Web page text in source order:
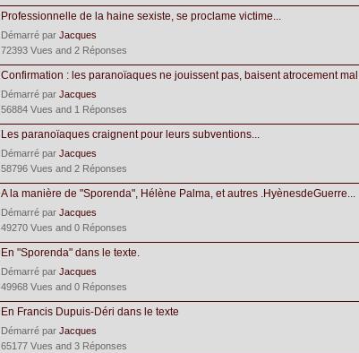
Professionnelle de la haine sexiste, se proclame victime...
Démarré parJacques
72393 Vues and 2 Réponses
Confirmation : les paranoïaques ne jouissent pas, baisent atrocement
Démarré parJacques
56884 Vues and 1 Réponses
Les paranoïaques craignent pour leurs subventions...
Démarré parJacques
58796 Vues and 2 Réponses
A la manière de "Sporenda", Hélène Palma, et autres .HyènesdeGuerre...
Démarré parJacques
49270 Vues and 0 Réponses
En "Sporenda" dans le texte.
Démarré parJacques
49968 Vues and 0 Réponses
En Francis Dupuis-Déri dans le texte
Démarré parJacques
65177 Vues and 3 Réponses